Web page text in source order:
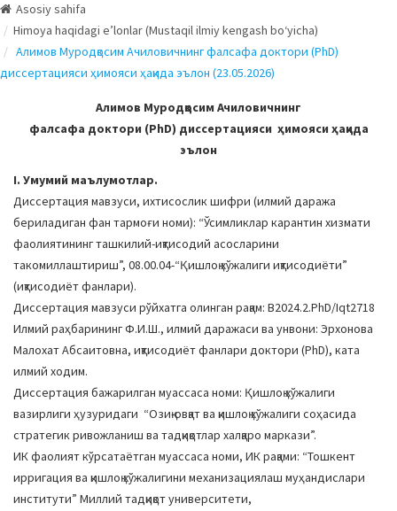
g
e
N
v
a
t
i
o
n
Asosiy sahifa
Himoya haqidagi e’lonlar (Mustaqil ilmiy kengash bo‘yicha)
Алимов Муродқосим Ачиловичнинг фалсафа доктори (PhD)
диссертацияси ҳимояси ҳақида эълон (23.05.2026)
Алимов Муродқосим Ачиловичнинг
фалсафа доктори (PhD) диссертацияси ҳимояси ҳақида
эълон
I. Умумий маълумотлар.
Диссертация мавзуси, ихтисослик шифри (илмий даража
бериладиган фан тармоғи номи): “Ўсимликлар карантин хизмати
фаолиятининг ташкилий-иқтисодий асосларини
такомиллаштириш”, 08.00.04-“Қишлоқ хўжалиги иқтисодиёти”
(иқтисодиёт фанлари).
Диссертация мавзуси рўйхатга олинган рақам: В2024.2.PhD/Iqt2718
Илмий раҳбарининг Ф.И.Ш., илмий даражаси ва унвони: Эрхонова
Малохат Абсаитовна, иқтисодиёт фанлари доктори (PhD), ката
илмий ходим.
Диссертация бажарилган муассаса номи: Қишлоқ хўжалиги
вазирлиги ҳузуридаги “Озиқ-овқат ва қишлоқ хўжалиги соҳасида
стратегик ривожланиш ва тадқиқотлар халқаро маркази”.
ИК фаолият кўрсатаётган муассаса номи, ИК рақами: “Тошкент
ирригация ва қишлоқ хўжалигини механизациялаш муҳандислари
институти” Миллий тадқиқот университети,